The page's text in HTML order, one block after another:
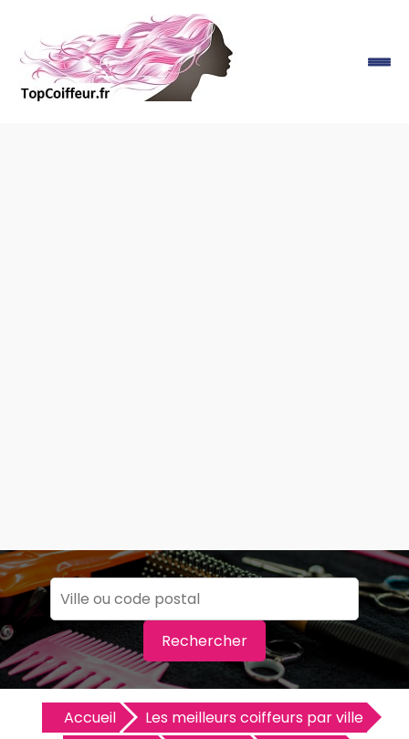
Rechercher
Accueil
Les meilleurs coiffeurs par ville